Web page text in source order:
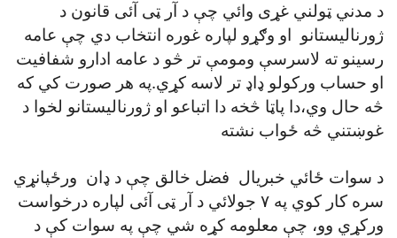
د مدني ټولني غړی وائي چې د آر ټی آئی قانون د
ژورناليستانو او وګړو لپاره غوره انتخاب دي چې عامه
رسينو ته لاسرسې ومومې تر څو د عامه ادارو شفافيت
او حساب ورکولو ډاډ تر لاسه کړي.په هر صورت کي که
څه حال وي،دا پاټا څخه دا اتباعو او ژورناليستانو لخوا د
غوښتني څه ځواب نشته
د سوات ځائي خبريال فضل خالق چې د ډان ورځپانړي
سره کار کوي په ۷ جولائي د آر ټی آئی لپاره درخواست
ورکړي وو، چې معلومه کړه شي چې په سوات کې د